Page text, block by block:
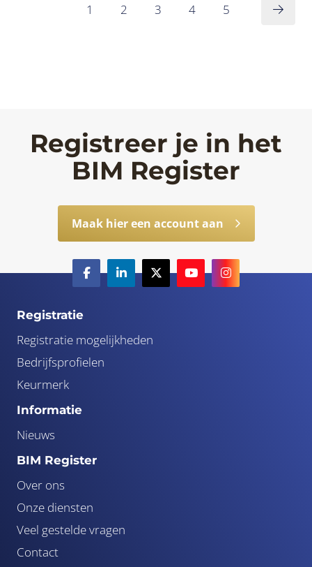
1 2 3 4 5
Registreer je in het
BIM Register
Maak hier een account aan
Registratie
Registratie mogelijkheden
Bedrijfsprofielen
Keurmerk
Informatie
Nieuws
BIM Register
Over ons
Onze diensten
Veel gestelde vragen
Contact